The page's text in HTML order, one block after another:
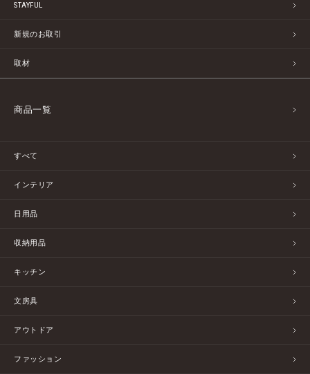
STAYFUL
新規のお取引
取材
商品一覧
すべて
インテリア
日用品
収納用品
キッチン
文房具
アウトドア
ファッション